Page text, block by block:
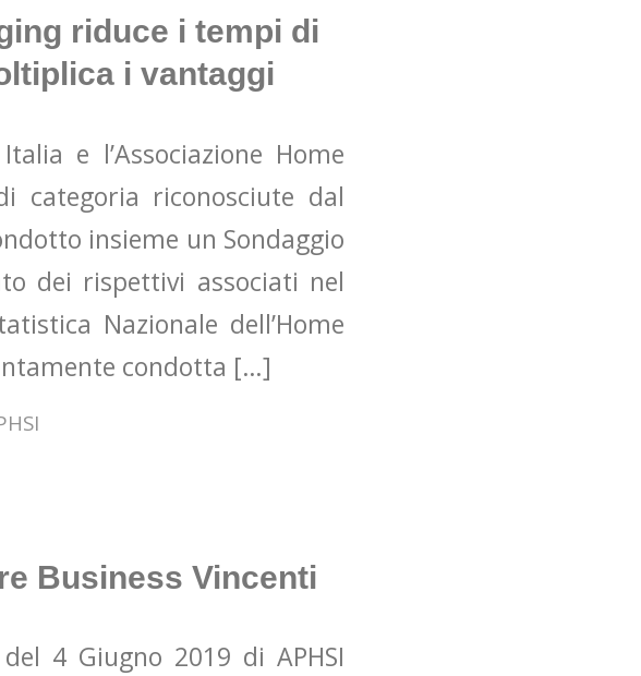
riduce i tempi di
i vantaggi
e l’Associazione Home
categoria riconosciute dal
insieme un Sondaggio
dei rispettivi associati nel
Nazionale dell’Home
condotta […]
Business Vincenti
4 Giugno 2019 di APHSI